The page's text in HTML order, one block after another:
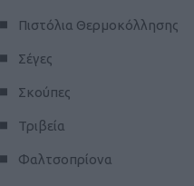
Πιστόλια Θερμοκόλλησης
Σέγες
Σκούπες
Τριβεία
Φαλτσοπρίονα